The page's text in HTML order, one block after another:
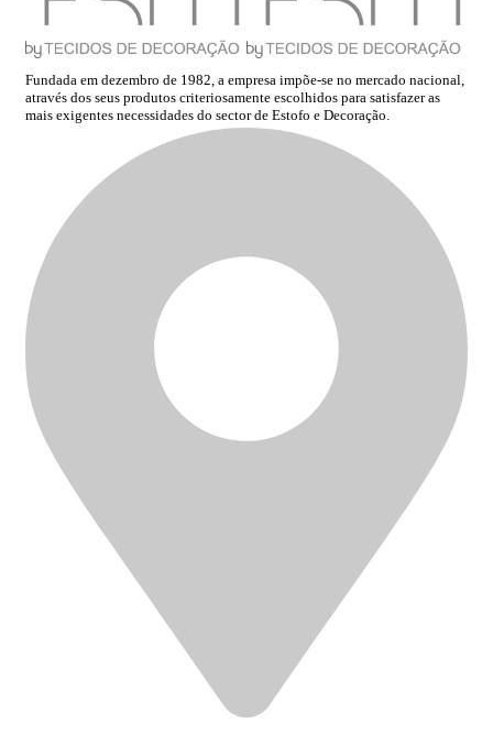
Fundada em dezembro de 1982, a empresa impõe-se no mercado nacional,
através dos seus produtos criteriosamente escolhidos para satisfazer as
mais exigentes necessidades do sector de Estofo e Decoração.